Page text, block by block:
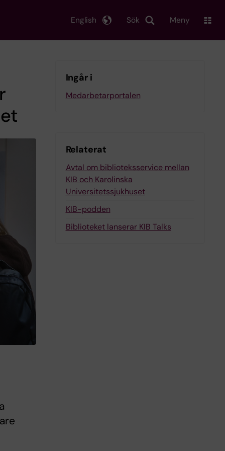
Sök
English Meny
Ingår i
Medarbetarportalen
Relaterat
Avtal om biblioteksservice mellan
KIB och Karolinska
Universitetssjukhuset
KIB-podden
Biblioteket lanserar KIB Talks